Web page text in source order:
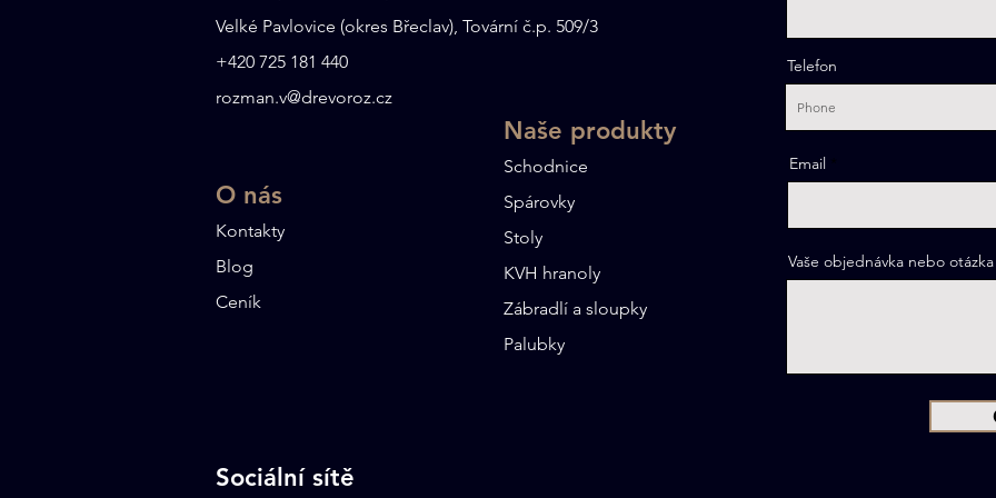
Velké Pavlovice (okres Břeclav), Tovární č.p. 509/3
+420 725 181 440
rozman.v@drevoroz.cz
O nás​
Kontakty
Blog
Ceník
Naše produkty
Schodnice
Spárovky
Stoly
KVH hranoly
Zábradlí a sloupky
Palubky
Sociální sítě
Telefon
Email
Vaše objednávka nebo otázka